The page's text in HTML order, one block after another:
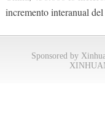
incremento interanual
Sponsored by